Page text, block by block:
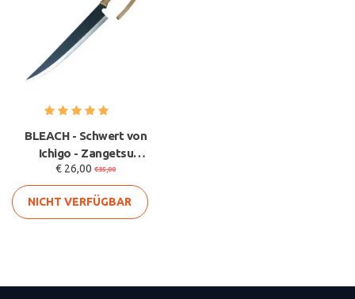
BLEACH - Schwert von
Ichigo - Zangetsu
Metzger-Schwert -
Cosplay
€ 26,00 €35,00
NICHT VERFÜGBAR